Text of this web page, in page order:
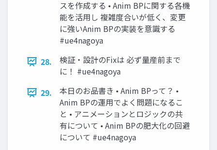
スを作成する • Anim BPに関する各機
能を活用し 複雑度合いが低く、変更
に強いAnim BPの実装を意識する
#ue4nagoya
28.
検証・設計のFixは 必ず量産前まで
に！ #ue4nagoya
29.
本日のお品書き • Anim BPって？ •
Anim BPの運用でよく問題になるこ
と • アニメーションとロジックの共
有について • Anim BPの肥大化の回避
について #ue4nagoya